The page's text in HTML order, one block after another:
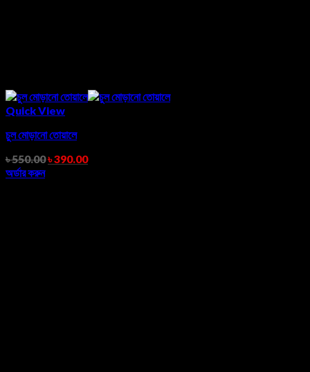
Quick View
চুল মোড়ানো তোয়ালে
৳550.00৳390.00
অর্ডার করুন